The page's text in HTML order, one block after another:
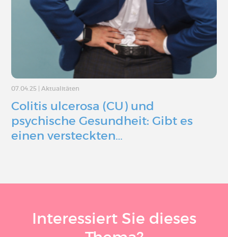
07.04.25 Aktualitäten
Colitis ulcerosa (CU) und
psychische Gesundheit: Gibt es
einen versteckten…
Interessiert Sie dieses